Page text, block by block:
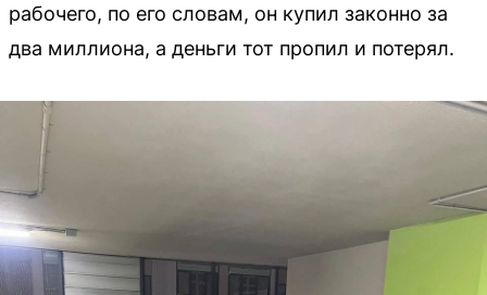
рабочего, по его словам, он купил законно за
два миллиона, а деньги тот пропил и потерял.